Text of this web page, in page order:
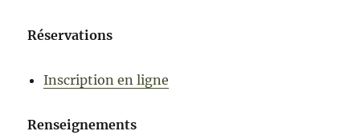
Réservations
Inscription en ligne
Renseignements